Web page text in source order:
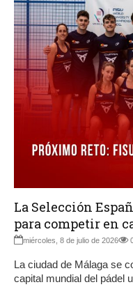
La Selección
para competir en
miércoles, 8 de julio de 2026
La ciudad de Málaga se
capital mundial del pádel